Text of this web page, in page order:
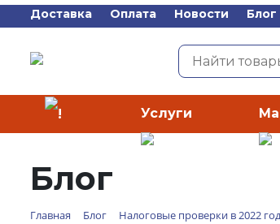
Доставка Оплата Новости Блог
Услуги
Блог
Главная Блог Налоговые проверки в 2022